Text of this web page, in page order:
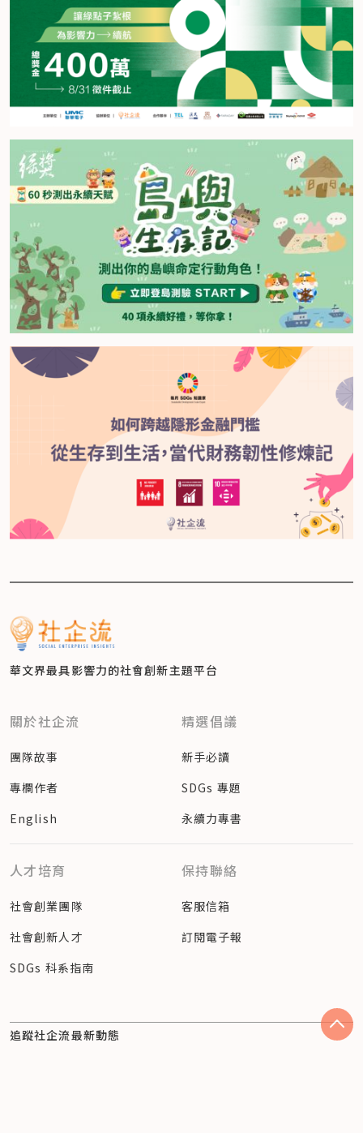
華文界最具影響力的社會創新主題平台
關於社企流
團隊故事
專欄作者
English
精選倡議
新手必讀
SDGs 專題
永續力專書
人才培育
社會創業團隊
社會創新人才
SDGs 科系指南
保持聯絡
客服信箱
訂閱電子報
追蹤社企流最新動態